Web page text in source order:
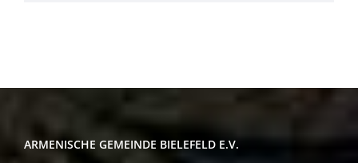
ARMENISCHE GEMEINDE BIELEFELD E.V.